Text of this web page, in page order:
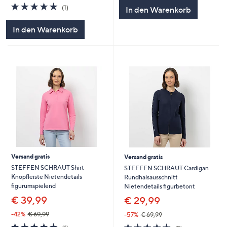
5.0
von
(1)1
In den Warenkorb
In den Warenkorb
Versand gratis
STEFFEN SCHRAUT Shirt
Knopfleiste Nietendetails
figurumspielend
€ 39,99
-42% € 69,99
5.01
Versand gratis
STEFFEN SCHRAUT Cardigan
Rundhalsausschnitt
Nietendetails figurbetont
€ 29,99
-57% € 69,99
5.02